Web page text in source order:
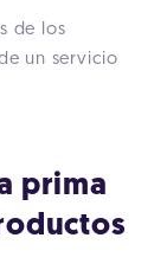
de los
un servicio
prima